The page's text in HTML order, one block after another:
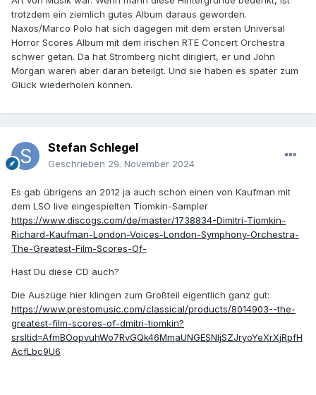
trotzdem ein ziemlich gutes Album daraus geworden.
Naxos/Marco Polo hat sich dagegen mit dem ersten Universal
Horror Scores Album mit dem irischen RTE Concert Orchestra
schwer getan. Da hat Stromberg nicht dirigiert, er und John
Morgan waren aber daran beteilgt. Und sie haben es später zum
Glück wiederholen können.
Stefan Schlegel
Geschrieben 29. November 2024
Es gab übrigens an 2012 ja auch schon einen von Kaufman mit
dem LSO live eingespielten Tiomkin-Sampler
https://www.discogs.com/de/master/1738834-Dimitri-Tiomkin-
Richard-Kaufman-London-Voices-London-Symphony-Orchestra-
The-Greatest-Film-Scores-Of-
Hast Du diese CD auch?
Die Auszüge hier klingen zum Großteil eigentlich ganz gut:
https://www.prestomusic.com/classical/products/8014903--the-
greatest-film-scores-of-dmitri-tiomkin?
srsltid=AfmBOopvuhWo7RvGQk46MmaUNGESNljSZJryoYeXrXjRpfH
AcfLbc9U6